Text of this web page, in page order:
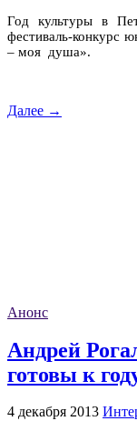
Год культуры в
фестиваль-конкурс
– моя душа».
Далее →
Анонс
Андрей
готовы к
4 декабря 2013